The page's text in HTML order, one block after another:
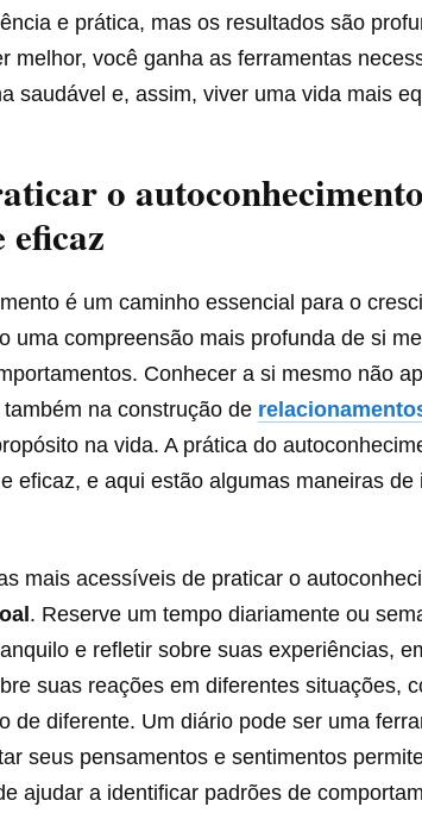
e prática, mas os resultados são
melhor, você ganha as ferramentas
saudável e, assim, viver uma vida mais
o
eficaz
é um caminho essencial para o
uma compreensão mais profunda de si
Conhecer a si mesmo não
na construção de
na vida. A prática do
eficaz, e aqui estão algumas maneiras
mais acessíveis de praticar o
. Reserve um tempo diariamente ou
e refletir sobre suas experiências,
suas reações em diferentes situações,
de diferente. Um diário pode ser uma
seus pensamentos e sentimentos
ajudar a identificar padrões de